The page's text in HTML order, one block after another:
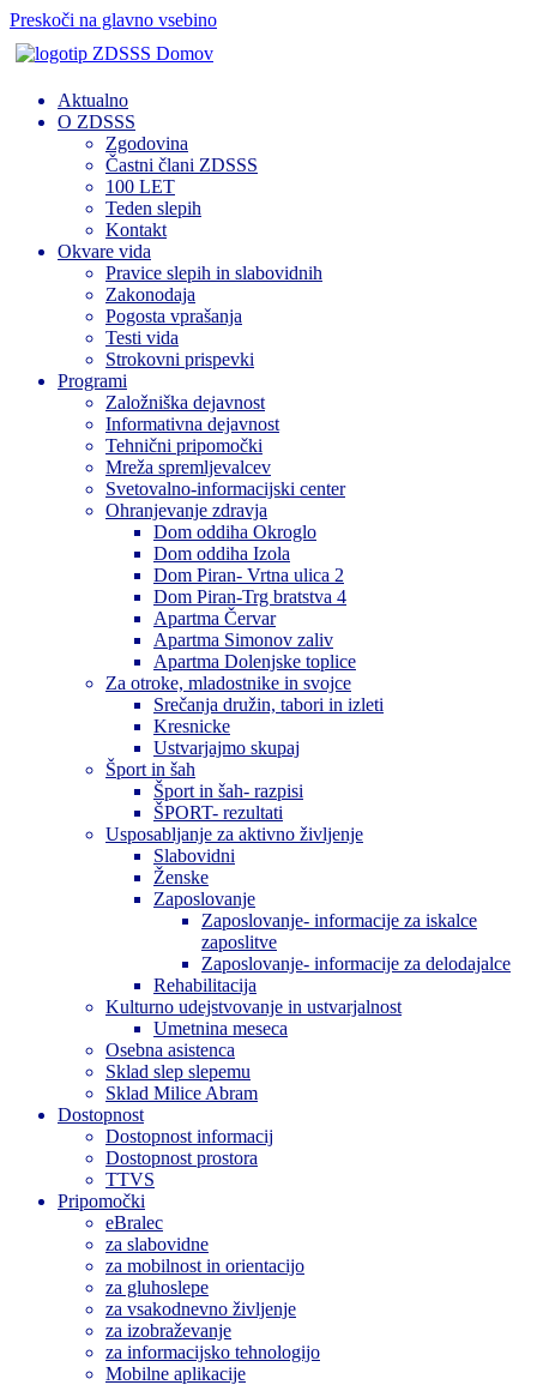
Preskoči na glavno vsebino
Domov
Aktualno
O ZDSSS
Zgodovina
Častni člani ZDSSS
100 LET
Teden slepih
Kontakt
Okvare vida
Pravice slepih in slabovidnih
Zakonodaja
Pogosta vprašanja
Testi vida
Strokovni prispevki
Programi
Založniška dejavnost
Informativna dejavnost
Tehnični pripomočki
Mreža spremljevalcev
Svetovalno-informacijski center
Ohranjevanje zdravja
Dom oddiha Okroglo
Dom oddiha Izola
Dom Piran- Vrtna ulica 2
Dom Piran-Trg bratstva 4
Apartma Červar
Apartma Simonov zaliv
Apartma Dolenjske toplice
Za otroke, mladostnike in svojce
Srečanja družin, tabori in izleti
Kresnicke
Ustvarjajmo skupaj
Šport in šah
Šport in šah- razpisi
ŠPORT- rezultati
Usposabljanje za aktivno življenje
Slabovidni
Ženske
Zaposlovanje
Zaposlovanje- informacije za iskalce
zaposlitve
Zaposlovanje- informacije za delodajalce
Rehabilitacija
Kulturno udejstvovanje in ustvarjalnost
Umetnina meseca
Osebna asistenca
Sklad slep slepemu
Sklad Milice Abram
Dostopnost
Dostopnost informacij
Dostopnost prostora
TTVS
Pripomočki
eBralec
za slabovidne
za mobilnost in orientacijo
za gluhoslepe
za vsakodnevno življenje
za izobraževanje
za informacijsko tehnologijo
Mobilne aplikacije